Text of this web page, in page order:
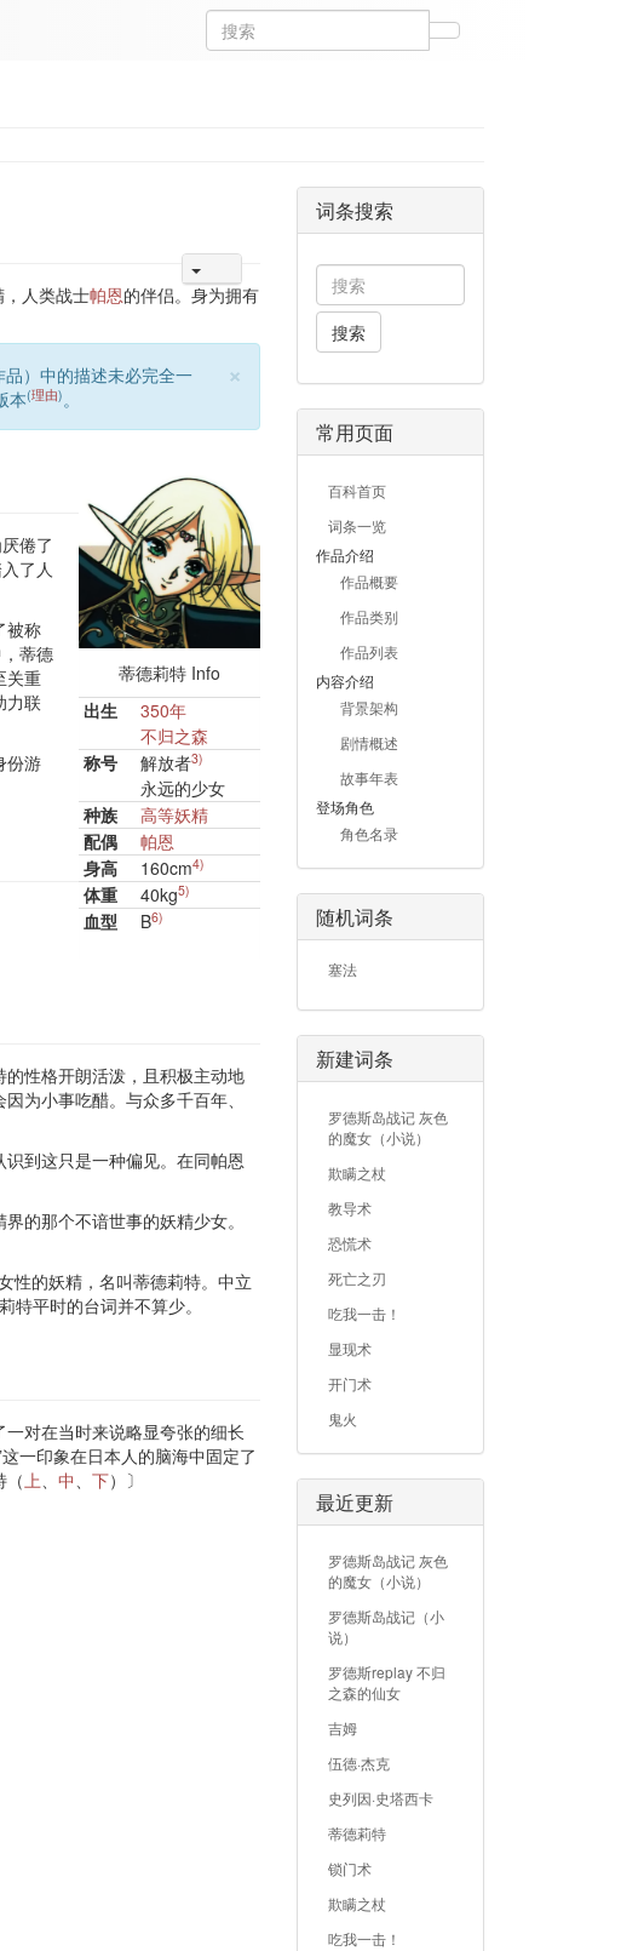
人类战士帕恩的伴侣。身为拥有
×
）中的描述未必完全一
本(理由)。
蒂德莉特 Info
出生
350年
不归之森
称号
解放者3)
永远的少女
种族
高等妖精
配偶
帕恩
身高
160cm4)
体重 40kg5)
血型 B6)
倦了
了人
被称
蒂德
关重
力联
份游
性格开朗活泼，且积极主动地
为小事吃醋。与众多千百年、
到这只是一种偏见。在同帕恩
的那个不谙世事的妖精少女。
性的妖精，名叫蒂德莉特。中立
特平时的台词并不算少。
对在当时来说略显夸张的细长
一印象在日本人的脑海中固定了
（上、 中、 下）〕
词条搜索
搜索
常用页面
百科首页
词条一览
作品介绍
作品概要
作品类别
作品列表
内容介绍
背景架构
剧情概述
故事年表
登场角色
角色名录
随机词条
塞法
新建词条
罗德斯岛战记 灰色
的魔女（小说）
欺瞒之杖
教导术
恐慌术
死亡之刃
吃我一击！
显现术
开门术
鬼火
最近更新
罗德斯岛战记 灰色
的魔女（小说）
罗德斯岛战记（小
说）
罗德斯replay 不归
之森的仙女
吉姆
伍德·杰克
史列因·史塔西卡
蒂德莉特
锁门术
欺瞒之杖
吃我一击！